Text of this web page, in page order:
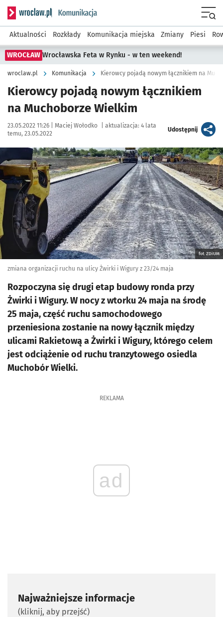
Serwis informacyjny wroclaw.pl podserwis: Komunikacja
Aktualności Rozkłady Komunikacja miejska Zmiany Piesi
WROCŁAW Wrocławska Feta w Rynku - w ten weekend!
wroclaw.pl Komunikacja Kierowcy pojadą nowym łącznikiem na
Kierowcy pojadą nowym łącznikiem
na Muchoborze Wielkim
Data publikacji:
23.05.2022 11:26 | Autor:
Maciej Wołodko aktualizacja: 4 lata
temu, 23.05.2022
Udostępnijartykuł
Kliknij, aby zobaczyć galerię
Kliknij, aby powiększyć
fot. ZDiUM
zmiana organizacji ruchu na ulicy Żwirki i Wigury z 23/24 maja
Rozpoczyna się drugi etap budowy ronda przy
Żwirki i Wigury. W nocy z wtorku 24 maja na środę
25 maja, część ruchu samochodowego
przeniesiona zostanie na nowy łącznik między
ulicami Rakietową a Żwirki i Wigury, którego celem
jest odciążenie od ruchu tranzytowego osiedla
Muchobór Wielki.
REKLAMA
ad
Najważniejsze informacje
(kliknij, aby przejść)